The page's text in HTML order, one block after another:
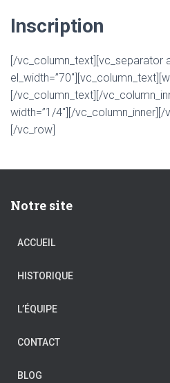
Inscription
[/vc_column_text][vc_separator
[/vc_column_text][/
width=”1/4″][/
[/vc_row]
Notre site
ACCUEIL
HISTORIQUE
L’ÉQUIPE
CONTACT
BLOG